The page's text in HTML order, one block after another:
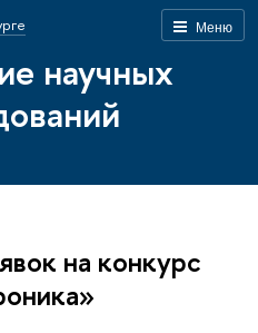
Меню
научных
на конкурс